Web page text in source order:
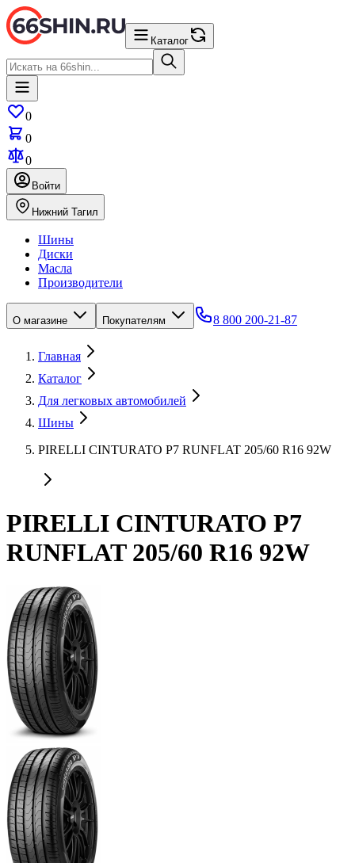
Каталог
0
0
0
Войти
Нижний Тагил
Шины
Диски
Масла
Производители
О магазине Покупателям 8 800 200-21-87
Главная
Каталог
Для легковых автомобилей
Шины
PIRELLI CINTURATO P7 RUNFLAT 205/60 R16 92W
PIRELLI CINTURATO P7
RUNFLAT 205/60 R16 92W